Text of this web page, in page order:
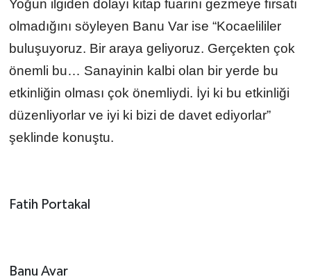
Yoğun ilgiden dolayı kitap fuarını gezmeye fırsatı
olmadığını söyleyen Banu Var ise “Kocaelililer
buluşuyoruz. Bir araya geliyoruz. Gerçekten çok
önemli bu… Sanayinin kalbi olan bir yerde bu
etkinliğin olması çok önemliydi. İyi ki bu etkinliği
düzenliyorlar ve iyi ki bizi de davet ediyorlar”
şeklinde konuştu.
Fatih Portakal
Banu Avar